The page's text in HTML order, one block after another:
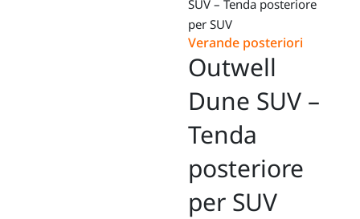
SUV – Tenda posteriore
per SUV
Verande posteriori
Outwell
Dune SUV –
Tenda
posteriore
per SUV